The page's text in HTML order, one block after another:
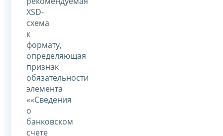
XSD-
схема
к
формату,
определяющая
признак
обязательности
элемента
««Сведения
о
банковском
счете